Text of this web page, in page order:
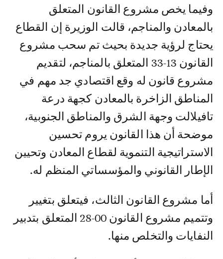
وفيما يخص مشروع القانون المتعلق
بالمعادن والمناجم، قالت الوزيرة إن القطاع
يحتاج لرؤية جديدة بحيث تم سحب مشروع
القانون 13-33 المتعلق بالمناجم، لتقديم
مشروع قانون له وقع اقتصادي جد مهم في
المناطق الزاخرة بالمعادن كجهة درعة
تافيلالت وجهة الشرق والمناطق الجنوبية،
موضحة أن هذا القانون يروم تحسين
الاستراتيجية التنموية لقطاع المعادن وتحيين
الإطار القانوني والمؤسساتي المنظم له.
أما مشروع القانون الثالث، فيتعلق بتغيير
وتتميم مشروع القانون 00-28 المتعلق بتدبير
النفايات والتخلص منها.